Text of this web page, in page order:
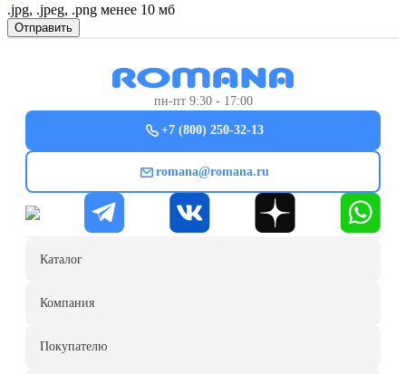
.jpg, .jpeg, .png менее 10 мб
Отправить
пн-пт 9:30 - 17:00
+7 (800) 250-32-13
romana@romana.ru
Каталог
Компания
Покупателю